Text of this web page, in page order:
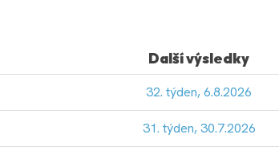
Další výsledky
32. týden, 6.8.2026
31. týden, 30.7.2026